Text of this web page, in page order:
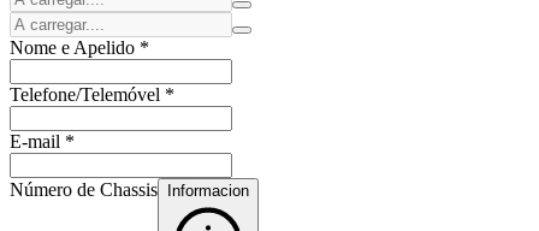
Nome e Apelido *
Telefone/Telemóvel *
E-mail *
Número de Chassis Informacion